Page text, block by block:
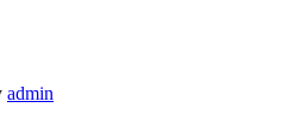
admin